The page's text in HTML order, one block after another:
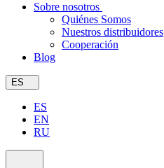
Sobre nosotros
Quiénes Somos
Nuestros distribuidores
Cooperación
Blog
ES
ES
EN
RU